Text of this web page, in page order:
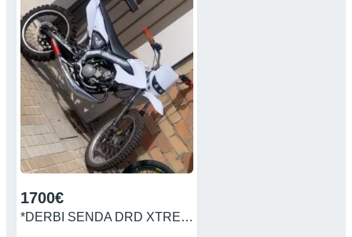
1700€
*DERBI SENDA DRD XTREME 2010*